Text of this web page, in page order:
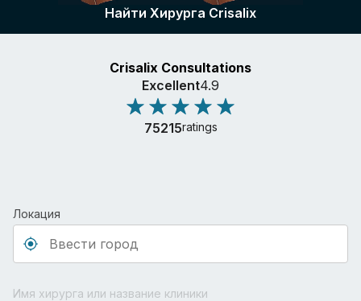
Планы
Отзывы пациентов
Найти Хирурга Crisalix
Crisalix Consultations
Excellent4.9
75215ratings
Локация
Имя хирурга или название клиники